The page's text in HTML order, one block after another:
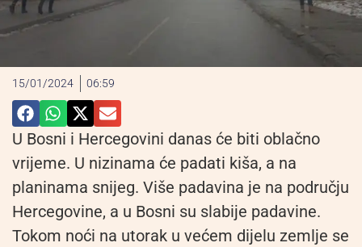
15/01/2024 06:59
U Bosni i Hercegovini danas će biti oblačno
vrijeme. U nizinama će padati kiša, a na
planinama snijeg. Više padavina je na području
Hercegovine, a u Bosni su slabije padavine.
Tokom noći na utorak u većem dijelu zemlje se